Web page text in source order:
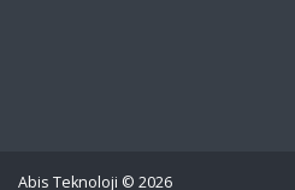
Abis Teknoloji © 2026